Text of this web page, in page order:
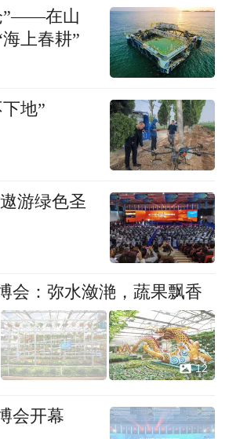
”——在山
上春耕”
地”
游绿色圣
会：弥水潋滟，蔬果飘香
12
会开幕